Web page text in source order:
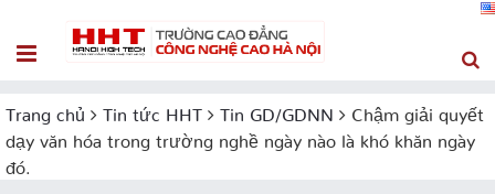
Trang chủ Tin tức HHT Tin GD/GDNN
Chậm giải quyết
dạy văn hóa trong trường nghề ngày nào là khó khăn ngày
đó.